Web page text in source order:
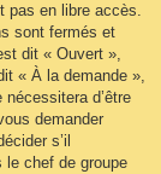
pas en libre accès.
sont fermés et
dit « Ouvert »,
« À la demande »,
d’être
demander
s’il
le chef de groupe